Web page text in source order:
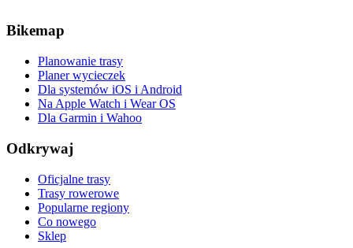
Bikemap
Planowanie trasy
Planer wycieczek
Dla systemów iOS i Android
Na Apple Watch i Wear OS
Dla Garmin i Wahoo
Odkrywaj
Oficjalne trasy
Trasy rowerowe
Popularne regiony
Co nowego
Sklep